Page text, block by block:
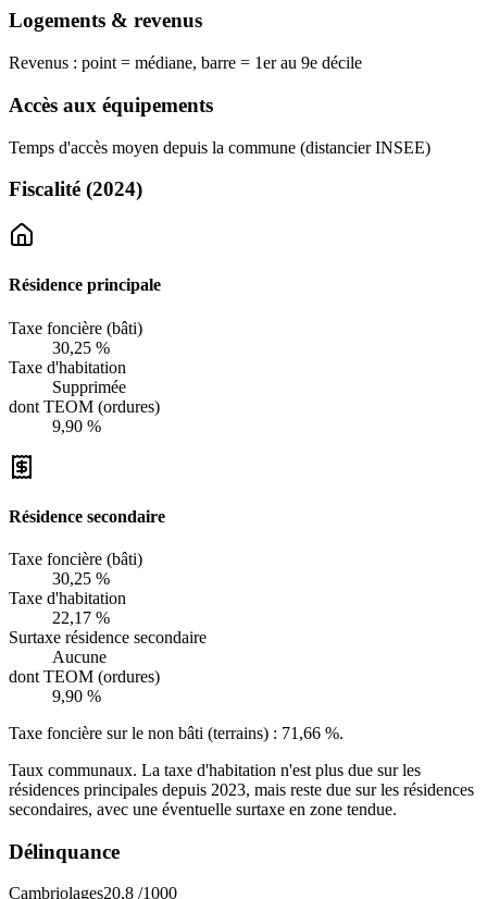
Logements & revenus
Revenus : point = médiane, barre = 1er au 9e décile
Accès aux équipements
Temps d'accès moyen depuis la commune (distancier INSEE)
Fiscalité (2024)
Résidence principale
Taxe foncière (bâti)
30,25 %
Taxe d'habitation
Supprimée
dont TEOM (ordures)
9,90 %
Résidence secondaire
Taxe foncière (bâti)
30,25 %
Taxe d'habitation
22,17 %
Surtaxe résidence secondaire
Aucune
dont TEOM (ordures)
9,90 %
Taxe foncière sur le non bâti (terrains) : 71,66 %.
Taux communaux. La taxe d'habitation n'est plus due sur les
résidences principales depuis 2023, mais reste due sur les résidences
secondaires, avec une éventuelle surtaxe en zone tendue.
Délinquance
Cambriolages20,8 /1000